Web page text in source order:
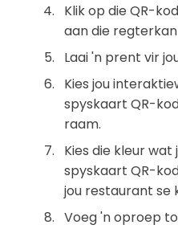
Klik op die QR-
aan die
Laai 'n prent vir
Kies jou
spyskaart QR-
raam.
Kies die kleur wat
spyskaart QR-
jou restaurant se
Voeg 'n oproep